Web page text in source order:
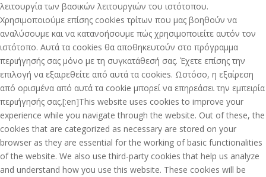
λειτουργία των βασικών λειτουργιών του ιστότοπου.
Χρησιμοποιούμε επίσης cookies τρίτων που μας βοηθούν να
αναλύσουμε και να κατανοήσουμε πώς χρησιμοποιείτε αυτόν τον
ιστότοπο. Αυτά τα cookies θα αποθηκευτούν στο πρόγραμμα
περιήγησής σας μόνο με τη συγκατάθεσή σας. Έχετε επίσης την
επιλογή να εξαιρεθείτε από αυτά τα cookies. Ωστόσο, η εξαίρεση
από ορισμένα από αυτά τα cookie μπορεί να επηρεάσει την εμπειρία
περιήγησής σας.[:en]This website uses cookies to improve your
experience while you navigate through the website. Out of these, the
cookies that are categorized as necessary are stored on your
browser as they are essential for the working of basic functionalities
of the website. We also use third-party cookies that help us analyze
and understand how you use this website. These cookies will be